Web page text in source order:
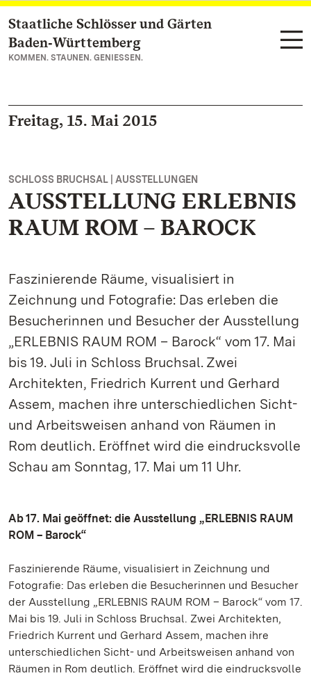
Zum Hauptinhalt springen
Staatliche Schlösser und Gärten
Baden‑Württemberg
KOMMEN. STAUNEN. GENIESSEN.
Freitag, 15. Mai 2015
SCHLOSS BRUCHSAL | AUSSTELLUNGEN
AUSSTELLUNG ERLEBNIS
RAUM ROM – BAROCK
Faszinierende Räume, visualisiert in
Zeichnung und Fotografie: Das erleben die
Besucherinnen und Besucher der Ausstellung
„ERLEBNIS RAUM ROM – Barock“ vom 17. Mai
bis 19. Juli in Schloss Bruchsal. Zwei
Architekten, Friedrich Kurrent und Gerhard
Assem, machen ihre unterschiedlichen Sicht-
und Arbeitsweisen anhand von Räumen in
Rom deutlich. Eröffnet wird die eindrucksvolle
Schau am Sonntag, 17. Mai um 11 Uhr.
Ab 17. Mai geöffnet: die Ausstellung „ERLEBNIS RAUM
ROM – Barock“
Faszinierende Räume, visualisiert in Zeichnung und
Fotografie: Das erleben die Besucherinnen und Besucher
der Ausstellung „ERLEBNIS RAUM ROM – Barock“ vom 17.
Mai bis 19. Juli in Schloss Bruchsal. Zwei Architekten,
Friedrich Kurrent und Gerhard Assem, machen ihre
unterschiedlichen Sicht- und Arbeitsweisen anhand von
Räumen in Rom deutlich. Eröffnet wird die eindrucksvolle